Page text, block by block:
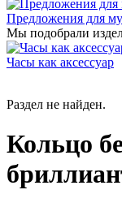
Предложения для
Мы подобрали
Часы как аксессуар
Раздел не найден.
Кольцо